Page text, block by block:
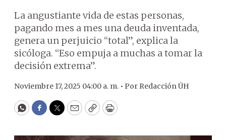
La angustiante vida de estas personas,
pagando mes a mes una deuda inventada,
genera un perjuicio “total”, explica la
sicóloga. “Eso empuja a muchas a tomar la
decisión extrema”.
Noviembre 17, 2025 04:00 a. m. • Por Redacción ÚH
WhatsApp
Facebook
Twitter
EmailCopyPrint